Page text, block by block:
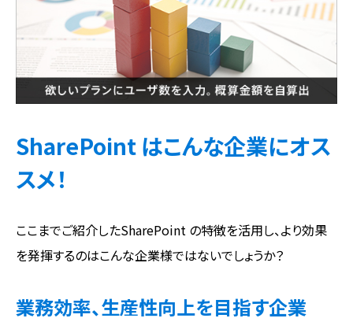
SharePoint はこんな企業にオス
スメ！
ここまでご紹介したSharePoint の特徴を活用し、より効果
を発揮するのはこんな企業様ではないでしょうか？
業務効率、生産性向上を目指す企業